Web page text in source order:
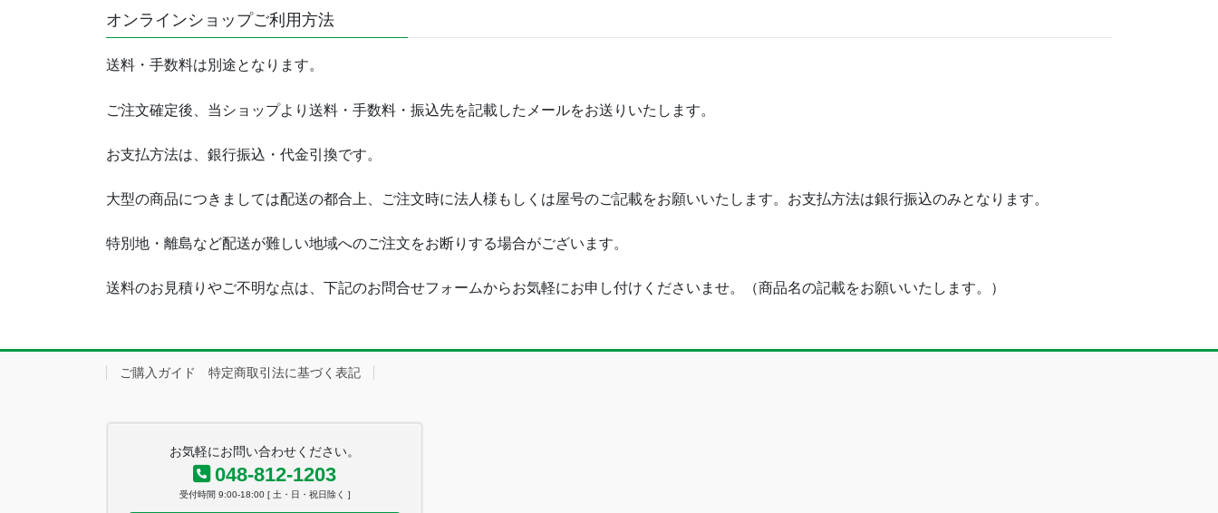
オンラインショップご利用方法
送料・手数料は別途となります。
ご注文確定後、当ショップより送料・手数料・振込先を記載したメールをお送りいたします。
お支払方法は、銀行振込・代金引換です。
大型の商品につきましては配送の都合上、ご注文時に法人様もしくは屋号のご記載をお願いいたします。お支払方法は銀行振込のみとなります。
特別地・離島など配送が難しい地域へのご注文をお断りする場合がございます。
送料のお見積りやご不明な点は、下記のお問合せフォームからお気軽にお申し付けくださいませ。（商品名の記載をお願いいたします。）
ご購入ガイド 特定商取引法に基づく表記
お気軽にお問い合わせください。
048-812-1203
受付時間 9:00-18:00 [ 土・日・祝日除く ]